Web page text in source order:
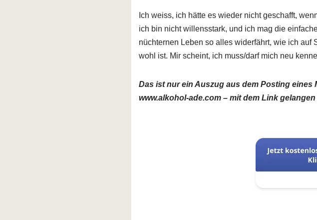
Ich weiss, ich hätte es wieder nicht geschafft,
ich bin nicht willensstark, und ich mag die
nüchternen Leben so alles widerfährt, wie ich auf
wohl ist. Mir scheint, ich muss/darf mich neu
Das ist nur ein Auszug aus dem Posting
www.alkohol-ade.com – mit dem Link